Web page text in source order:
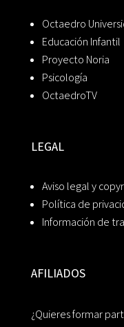
Octaedro
Educación Infantil
Proyecto Noria
Psicología
OctaedroTV
LEGAL
Aviso legal y
Política de
Información de
AFILIADOS
¿Quieres formar